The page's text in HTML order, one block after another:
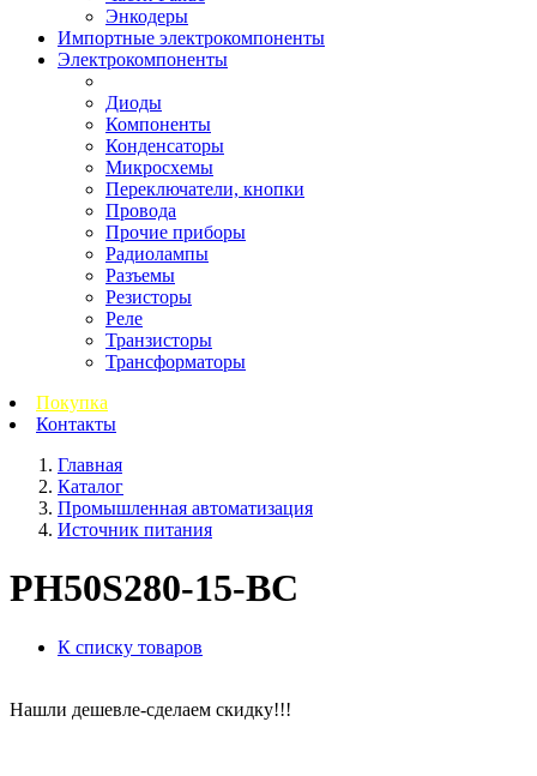
Энкодеры
Импортные электрокомпоненты
Электрокомпоненты
Диоды
Компоненты
Конденсаторы
Микросхемы
Переключатели, кнопки
Провода
Прочие приборы
Радиолампы
Разъемы
Резисторы
Реле
Транзисторы
Трансформаторы
Покупка
Контакты
Главная
Каталог
Промышленная автоматизация
Источник питания
PH50S280-15-BC
К списку товаров
Нашли дешевле-сделаем скидку!!!